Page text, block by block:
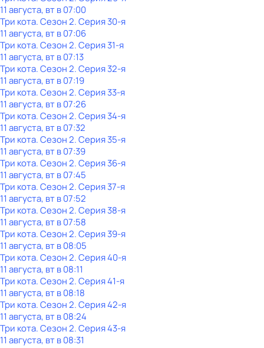
11 августа, вт в 07:00
Три кота. Сезон 2. Серия 30-я
11 августа, вт в 07:06
Три кота. Сезон 2. Серия 31-я
11 августа, вт в 07:13
Три кота. Сезон 2. Серия 32-я
11 августа, вт в 07:19
Три кота. Сезон 2. Серия 33-я
11 августа, вт в 07:26
Три кота. Сезон 2. Серия 34-я
11 августа, вт в 07:32
Три кота. Сезон 2. Серия 35-я
11 августа, вт в 07:39
Три кота. Сезон 2. Серия 36-я
11 августа, вт в 07:45
Три кота. Сезон 2. Серия 37-я
11 августа, вт в 07:52
Три кота. Сезон 2. Серия 38-я
11 августа, вт в 07:58
Три кота. Сезон 2. Серия 39-я
11 августа, вт в 08:05
Три кота. Сезон 2. Серия 40-я
11 августа, вт в 08:11
Три кота. Сезон 2. Серия 41-я
11 августа, вт в 08:18
Три кота. Сезон 2. Серия 42-я
11 августа, вт в 08:24
Три кота. Сезон 2. Серия 43-я
11 августа, вт в 08:31